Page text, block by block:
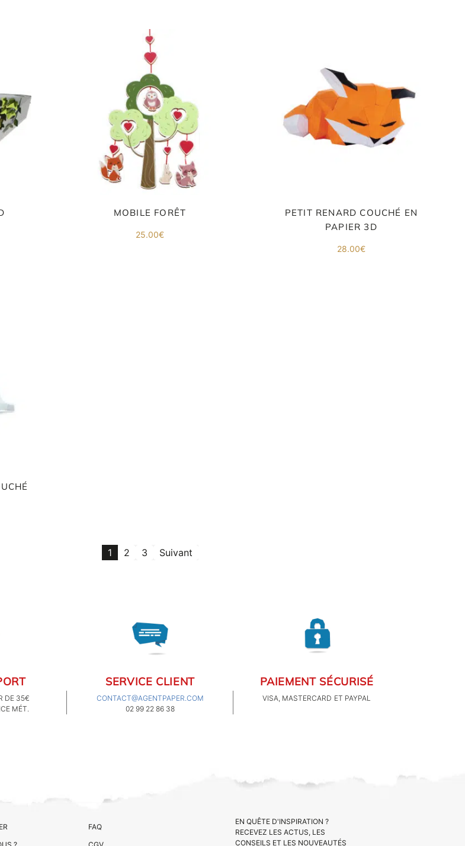
MOBILE FORÊT
25.00€
PETIT RENARD COUCHÉ EN
PAPIER 3D
28.00€
1 2 3 Suivant
DE 35€
MÉT.
SERVICE CLIENT
CONTACT@AGENTPAPER.COM
02 99 22 86 38
PAIEMENT SÉCURISÉ
VISA, MASTERCARD ET PAYPAL
FAQ
EN QUÊTE D'INSPIRATION ?
RECEVEZ LES ACTUS, LES
CONSEILS ET LES NOUVEAUTÉS